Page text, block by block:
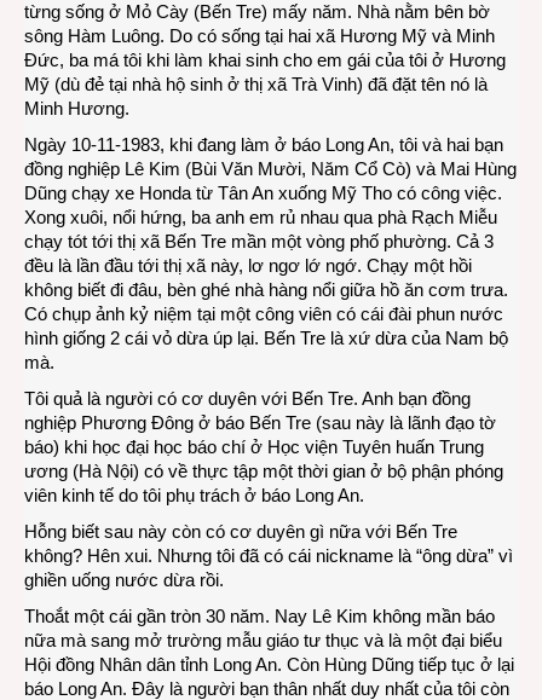
Bến
từng sống ở Mỏ Cày (Bến Tre) mấy năm. Nhà nằm bên bờ
sông Hàm Luông. Do có sống tại hai xã Hương Mỹ và Minh
Đức, ba má tôi khi làm khai sinh cho em gái của tôi ở Hương
Mỹ (dù đẻ tại nhà hộ sinh ở thị xã Trà Vinh) đã đặt tên nó là
Minh Hương.
Ngày 10-11-1983, khi đang làm ở báo Long An, tôi và hai bạn
đồng nghiệp Lê Kim (Bùi Văn Mười, Năm Cổ Cò) và Mai Hùng
Dũng chạy xe Honda từ Tân An xuống Mỹ Tho có công việc.
Xong xuôi, nổi hứng, ba anh em rủ nhau qua phà Rạch Miễu
chạy tót tới thị xã Bến Tre mần một vòng phố phường. Cả 3
đều là lần đầu tới thị xã này, lơ ngơ lớ ngớ. Chạy một hồi
không biết đi đâu, bèn ghé nhà hàng nổi giữa hồ ăn cơm trưa.
Có chụp ảnh kỷ niệm tại một công viên có cái đài phun nước
hình giống 2 cái vỏ dừa úp lại. Bến Tre là xứ dừa của Nam bộ
mà.
Tôi quả là người có cơ duyên với Bến Tre. Anh bạn đồng
nghiệp Phương Đông ở báo Bến Tre (sau này là lãnh đạo tờ
báo) khi học đại học báo chí ở Học viện Tuyên huấn Trung
ương (Hà Nội) có về thực tập một thời gian ở bộ phận phóng
viên kinh tế do tôi phụ trách ở báo Long An.
Hỗng biết sau này còn có cơ duyên gì nữa với Bến Tre
không? Hên xui. Nhưng tôi đã có cái nickname là “ông dừa” vì
ghiền uống nước dừa rồi.
Thoắt một cái gần tròn 30 năm. Nay Lê Kim không mần báo
nữa mà sang mở trường mẫu giáo tư thục và là một đại biểu
Hội đồng Nhân dân tỉnh Long An. Còn Hùng Dũng tiếp tục ở lại
báo Long An. Đây là người bạn thân nhất duy nhất của tôi còn